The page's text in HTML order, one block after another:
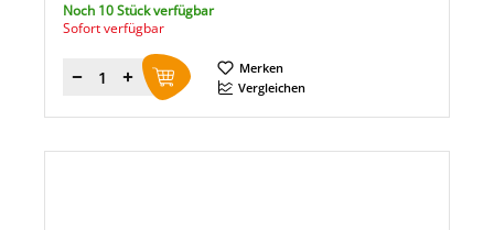
Noch 10 Stück verfügbar
Sofort verfügbar
Menge
Merken
Vergleichen